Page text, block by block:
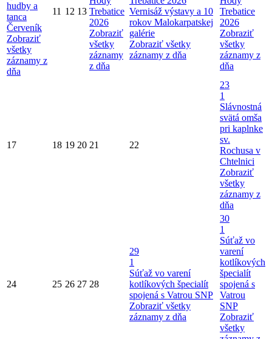
hudby a
tanca
Červeník
Zobraziť
všetky
záznamy z
dňa
11 12 13 Trebatice
2026
Zobraziť
všetky
záznamy
z dňa
Vernisáž výstavy a 10
rokov Malokarpatskej
galérie
Zobraziť všetky
záznamy z dňa
Trebatice
2026
Zobraziť
všetky
záznamy z
dňa
17 18 19 20 21 22
23
1
Slávnostná
svätá omša
pri kaplnke
sv.
Rochusa v
Chtelnici
Zobraziť
všetky
záznamy z
dňa
24 25 26 27 28
29
1
Súťaž vo varení
kotlíkových špecialít
spojená s Vatrou SNP
Zobraziť všetky
záznamy z dňa
30
1
Súťaž vo
varení
kotlíkových
špecialít
spojená s
Vatrou
SNP
Zobraziť
všetky